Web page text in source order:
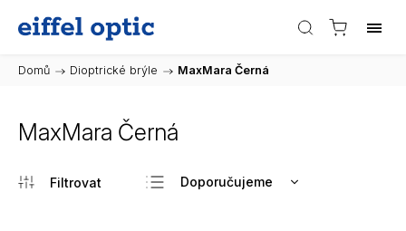
Domů / Dioptrické brýle / MaxMara Černá
MaxMara Černá
Doporučujeme